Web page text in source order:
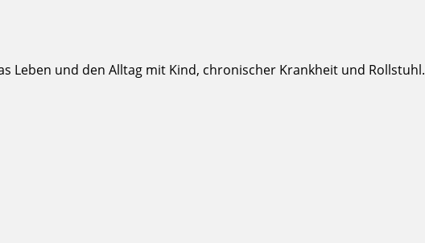
Leben und den Alltag mit Kind, chronischer Krankheit und Rollstuhl.